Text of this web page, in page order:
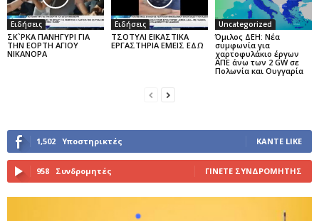
Ειδήσεις
ΣΚ`ΡΚΑ ΠΑΝΗΓΥΡΙ ΓΙΑ
ΤΗΝ ΕΟΡΤΗ ΑΓΙΟΥ
ΝΙΚΑΝΟΡΑ
Ειδήσεις
ΤΣΟΤΥΛΙ ΕΙΚΑΣΤΙΚΑ
ΕΡΓΑΣΤΗΡΙΑ ΕΜΕΙΣ ΕΔΩ
Uncategorized
Όμιλος ΔΕΗ: Νέα
συμφωνία για
χαρτοφυλάκιο έργων
ΑΠΕ άνω των 2 GW σε
Πολωνία και Ουγγαρία
1,502 Υποστηρικτές ΚΆΝΤΕ LIKE
958 Συνδρομητές ΓΊΝΕΤΕ ΣΥΝΔΡΟΜΗΤΉΣ